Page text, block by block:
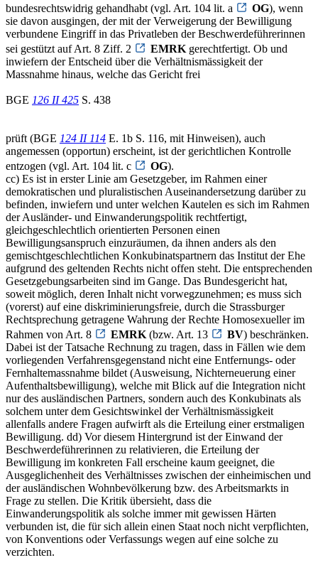
bundesrechtswidrig gehandhabt (vgl. Art. 104 lit. a
OG), wenn
sie davon ausgingen, der mit der Verweigerung der Bewilligung
verbundene Eingriff in das Privatleben der Beschwerdeführerinnen
sei gestützt auf Art. 8 Ziff. 2
EMRK gerechtfertigt. Ob und
inwiefern der Entscheid über die Verhältnismässigkeit der
Massnahme hinaus, welche das Gericht frei
BGE 126 II 425 S. 438
prüft (BGE 124 II 114 E. 1b S. 116, mit Hinweisen), auch
angemessen (opportun) erscheint, ist der gerichtlichen Kontrolle
entzogen (vgl. Art. 104 lit. c
OG).
cc) Es ist in erster Linie am Gesetzgeber, im Rahmen einer
demokratischen und pluralistischen Auseinandersetzung darüber zu
befinden, inwiefern und unter welchen Kautelen es sich im Rahmen
der Ausländer- und Einwanderungspolitik rechtfertigt,
gleichgeschlechtlich orientierten Personen einen
Bewilligungsanspruch einzuräumen, da ihnen anders als den
gemischtgeschlechtlichen Konkubinatspartnern das Institut der Ehe
aufgrund des geltenden Rechts nicht offen steht. Die entsprechenden
Gesetzgebungsarbeiten sind im Gange. Das Bundesgericht hat,
soweit möglich, deren Inhalt nicht vorwegzunehmen; es muss sich
(vorerst) auf eine diskriminierungsfreie, durch die Strassburger
Rechtsprechung getragene Wahrung der Rechte Homosexueller im
Rahmen von Art. 8
EMRK (bzw. Art. 13 BV) beschränken.
Dabei ist der Tatsache Rechnung zu tragen, dass in Fällen wie dem
vorliegenden Verfahrensgegenstand nicht eine Entfernungs- oder
Fernhaltemassnahme bildet (Ausweisung, Nichterneuerung einer
Aufenthaltsbewilligung), welche mit Blick auf die Integration nicht
nur des ausländischen Partners, sondern auch des Konkubinats als
solchem unter dem Gesichtswinkel der Verhältnismässigkeit
allenfalls andere Fragen aufwirft als die Erteilung einer erstmaligen
Bewilligung. dd) Vor diesem Hintergrund ist der Einwand der
Beschwerdeführerinnen zu relativieren, die Erteilung der
Bewilligung im konkreten Fall erscheine kaum geeignet, die
Ausgeglichenheit des Verhältnisses zwischen der einheimischen und
der ausländischen Wohnbevölkerung bzw. des Arbeitsmarkts in
Frage zu stellen. Die Kritik übersieht, dass die
Einwanderungspolitik als solche immer mit gewissen Härten
verbunden ist, die für sich allein einen Staat noch nicht verpflichten,
von Konventions oder Verfassungs wegen auf eine solche zu
verzichten.